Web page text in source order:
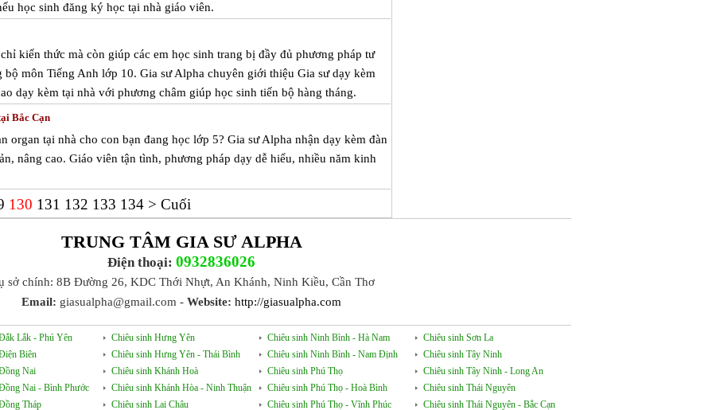
học sinh đăng ký học tại nhà giáo viên.
kiến thức mà còn giúp các em học sinh trang bị đầy đủ phương pháp tư
môn Tiếng Anh lớp 10. Gia sư Alpha chuyên giới thiệu Gia sư dạy kèm
dạy kèm tại nhà với phương châm giúp học sinh tiến bộ hàng tháng.
Bắc Cạn
organ tại nhà cho con bạn đang học lớp 5? Gia sư Alpha nhận dạy kèm đàn
nâng cao. Giáo viên tận tình, phương pháp dạy dễ hiểu, nhiều năm kinh
130 131 132 133 134 > Cuối
TRUNG TÂM GIA SƯ ALPHA
Điện thoại: 0932836026
sở chính: 8B Đường 26, KDC Thới Nhựt, An Khánh, Ninh Kiều, Cần Thơ
Email: giasualpha@gmail.com - Website: http://giasualpha.com
Lắk - Phú Yên
Biên
Nai
Nai - Bình Phước
Tháp
Chiêu sinh Hưng Yên
Chiêu sinh Hưng Yên - Thái Bình
Chiêu sinh Khánh Hoà
Chiêu sinh Khánh Hòa - Ninh Thuận
Chiêu sinh Lai Châu
Chiêu sinh Ninh Bình - Hà Nam
Chiêu sinh Ninh Bình - Nam Định
Chiêu sinh Phú Thọ
Chiêu sinh Phú Thọ - Hoà Bình
Chiêu sinh Phú Thọ - Vĩnh Phúc
Chiêu sinh Sơn La
Chiêu sinh Tây Ninh
Chiêu sinh Tây Ninh - Long An
Chiêu sinh Thái Nguyên
Chiêu sinh Thái Nguyên - Bắc Cạn